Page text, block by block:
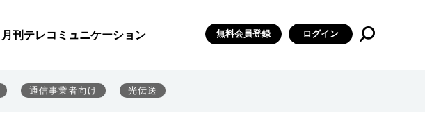
月刊テレコミュニケーション 無料会員登録 ログイン
通信事業者向け 光伝送